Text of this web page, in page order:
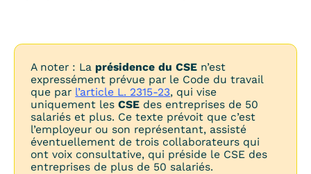
A noter : La présidence du CSE n’est
expressément prévue par le Code du travail
que par l’article L. 2315-23, qui vise
uniquement lesCSE des entreprises de 50
salariés et plus. Ce texte prévoit que c’est
l’employeur ou son représentant, assisté
éventuellement de trois collaborateurs qui
ont voix consultative, qui préside le CSE des
entreprises de plus de 50 salariés.